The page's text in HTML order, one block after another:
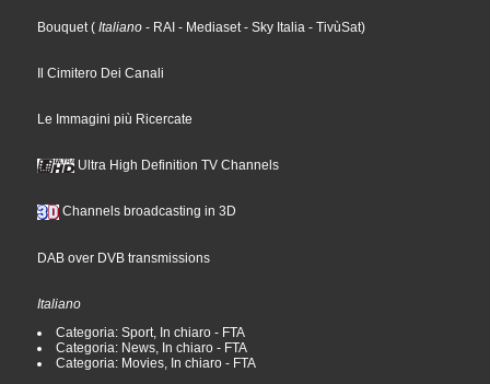
Bouquet ( Italiano - RAI - Mediaset - Sky Italia - TivùSat)
Il Cimitero Dei Canali
Le Immagini più Ricercate
Ultra High Definition TV Channels
Channels broadcasting in 3D
DAB over DVB transmissions
Italiano
Categoria: Sport, In chiaro - FTA
Categoria: News, In chiaro - FTA
Categoria: Movies, In chiaro - FTA